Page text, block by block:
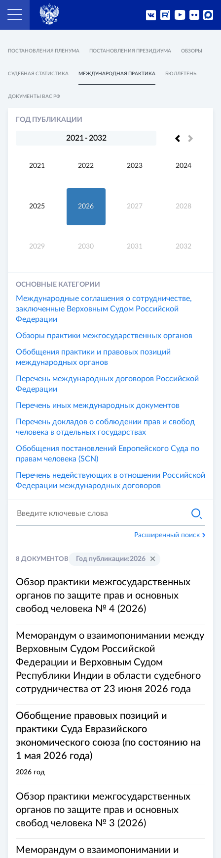
ПОСТАНОВЛЕНИЯ ПЛЕНУМА ПОСТАНОВЛЕНИЯ ПРЕЗИДИУМА ОБЗОРЫ
СУДЕБНАЯ СТАТИСТИКА МЕЖДУНАРОДНАЯ ПРАКТИКА БЮЛЛЕТЕНЬ
ДОКУМЕНТЫ ВАС РФ
Расширенный поиск
8 ДОКУМЕНТОВ Год публикации:2026
Обзор практики межгосударственных
органов по защите прав и основных
свобод человека № 4 (2026)
Меморандум о взаимопонимании между
Верховным Судом Российской
Федерации и Верховным Судом
Республики Индии в области судебного
сотрудничества от 23 июня 2026 года
Обобщение правовых позиций и
практики Суда Евразийского
экономического союза (по состоянию на
1 мая 2026 года)
2026 год
Обзор практики межгосударственных
органов по защите прав и основных
свобод человека № 3 (2026)
Меморандум о взаимопонимании и
ГОД ПУБЛИКАЦИИ
2021 -2032
2021 2022 2023 2024
2025 2026 2027 2028
2029 2030 2031 2032
ОСНОВНЫЕ КАТЕГОРИИ
Международные соглашения о сотрудничестве,
заключенные Верховным Судом Российской
Федерации
Обзоры практики межгосударственных органов
Обобщения практики и правовых позиций
международных органов
Перечень международных договоров Российской
Федерации
Перечень иных международных документов
Перечень докладов о соблюдении прав и свобод
человека в отдельных государствах
Обобщения постановлений Европейского Суда по
правам человека (SCN)
Перечень недействующих в отношении Российской
Федерации международных договоров